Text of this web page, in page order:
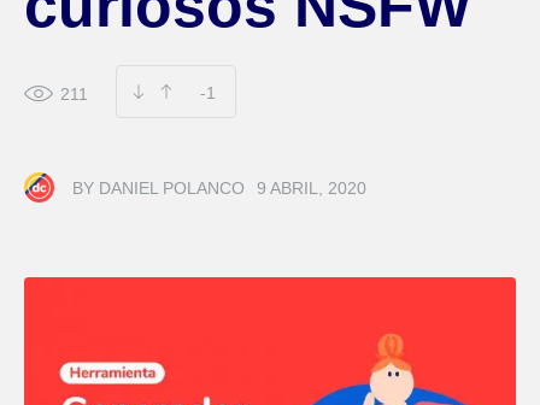
211 -1
BY DANIEL POLANCO 9 ABRIL, 2020